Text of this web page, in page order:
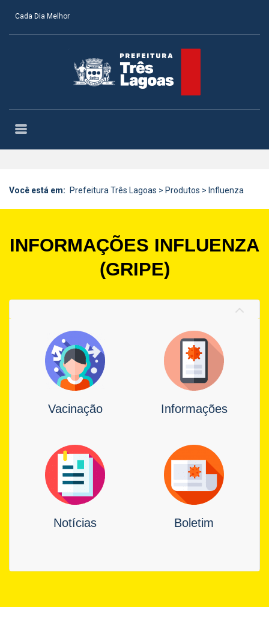
Cada Dia Melhor
Você está em: Prefeitura Três Lagoas > Produtos > Influenza
INFORMAÇÕES INFLUENZA
(GRIPE)
Vacinação Informações
Notícias Boletim